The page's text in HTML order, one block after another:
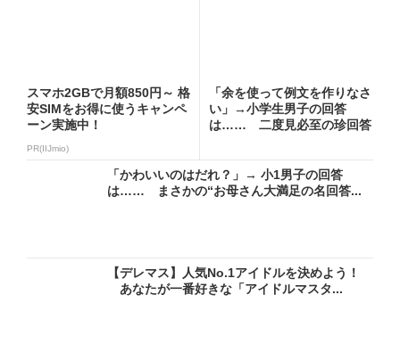
スマホ2GBで月額850円～ 格
安SIMをお得に使うキャンペ
ーン実施中！
PR(IIJmio)
「余を使って例文を作りなさ
い」→小学生男子の回答
は…… 二度見必至の珍回答
「かわいいのはだれ？」→ 小1男子の回答
は…… まさかの“お母さん大満足の名回答...
【デレマス】人気No.1アイドルを決めよう！
あなたが一番好きな「アイドルマスタ...